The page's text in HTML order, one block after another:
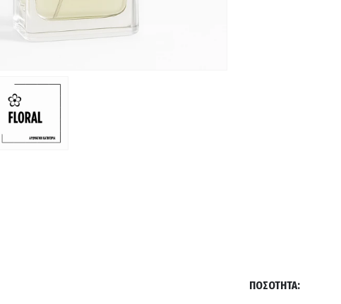
ΠΟΣΌΤΗΤΑ